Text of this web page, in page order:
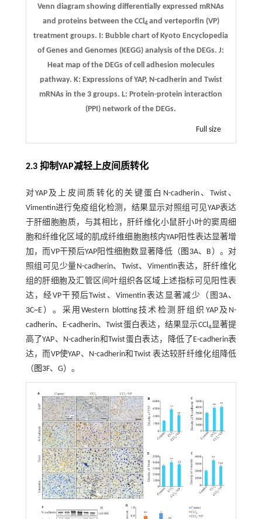
Venn diagram showing differentially expressed mRNAs
and proteins between the CCl4and verteporfin (VP)
treatment groups. I: Bubble chart of Kyoto Encyclopedia
of Genes and Genomes (KEGG) analysis of the DEGs.J:
Heat map of the DEGs of cell adhesion molecules
pathway. K: Expressions of YAP, N-cadherin and Twist
mRNAs in the 3 groups.L: Protein-protein interaction
(PPI) network of the DEGs.
Full size
2.3 抑制YAP减轻上皮间质转化
对YAP及上皮间质转化的关键蛋白N-cadherin、Twist、
Vimentin进行免疫组化检测，结果显示对照组可见YAP表达
于肝细胞胞质，与其相比，肝纤维化小鼠肝小叶的窦周细
胞和纤维化区域的肌成纤维细胞胞核内YAP阳性表达显著增
加，而VP干预后YAP阳性细胞数显著降低（ 图3A、B）。对
照组可见少量N-cadherin、Twist、Vimentin表达，肝纤维化
组的肝细胞及汇管区间叶组织各区域上述指标可见阳性表
达，经VP干预后Twist、Vimentin表达显著减少（图 3A、
3C~E）。采用Western blotting技术检测肝组织YAP及N-
cadherin、E-cadherin、Twist蛋白表达，结果显示CCl4显著提
高了YAP、N-cadherin和Twist蛋白表达，降低了E-cadherin表
达，而VP使YAP、N-cadherin和Twist 表达较肝纤维化组降低
（ 图3F、G）。